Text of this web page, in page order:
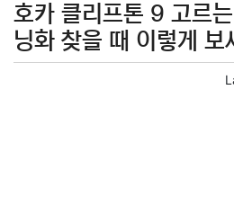
호카 클리프톤 9 고르
닝화 찾을 때 이렇게 보